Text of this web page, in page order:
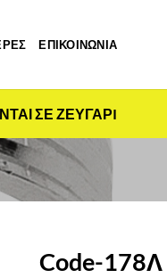
ΕΠΙΚΟΙΝΩΝΙΑ
ΣΕ ΖΕΥΓΑΡI
Code-178Λ